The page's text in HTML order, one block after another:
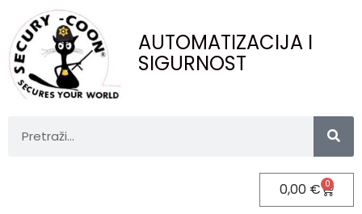
AUTOMATIZACIJA I
SIGURNOST
0,00 € 0